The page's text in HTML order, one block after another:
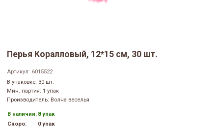
Перья Коралловый, 12*15 см, 30 шт.
Артикул: 6015522
В упаковке: 30 шт.
Мин. партия: 1 упак
Производитель: Волна веселья
В наличии: 8 упак
Скоро:
0 упак